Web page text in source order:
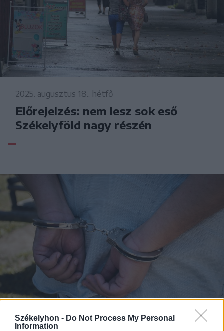
Székelyhon - Do Not Process My Personal
Information
2025. augusztus 18., hétfő
Előrejelzés: nem lesz sok eső
Székelyföld nagy részén